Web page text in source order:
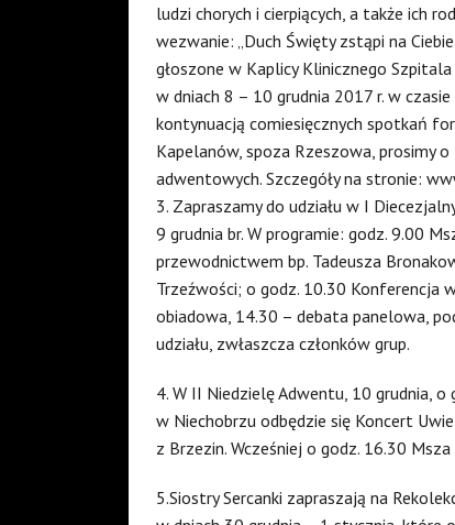
ludzi chorych i cierpiących, a także ich
wezwanie: „Duch Święty zstąpi na
głoszone w Kaplicy Klinicznego
w dniach 8 – 10 grudnia 2017 r. w
kontynuacją comiesięcznych spotkań
Kapelanów, spoza Rzeszowa, prosimy
adwentowych. Szczegóły na stronie:
3. Zapraszamy do udziału w I
9 grudnia br. W programie: godz. 9.00
przewodnictwem bp. Tadeusza
Trzeźwości; o godz. 10.30 Konferencja
obiadowa, 14.30 – debata panelowa,
udziału, zwłaszcza członków grup.
4. W II Niedzielę Adwentu, 10 grudnia,
w Niechobrzu odbędzie się Koncert
z Brzezin. Wcześniej o godz. 16.30 Msza
5.Siostry Sercanki zapraszają na